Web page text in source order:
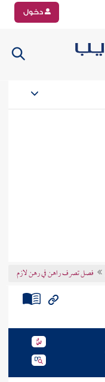
دخول
فصل تصرف راهن في رهن لازم